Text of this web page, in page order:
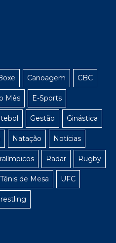
Canoagem CBC
Mês E-Sports
Gestão Ginástica
Natação Notícias
Radar Rugby
Tênis de Mesa UFC